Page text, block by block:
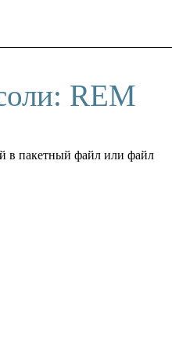
REM
в пакетный файл или файл